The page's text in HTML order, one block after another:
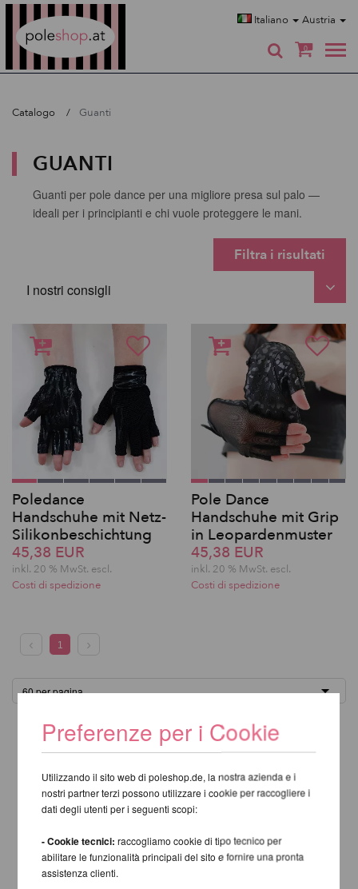
Italiano Austria
0
Catalogo Guanti
GUANTI
Guanti per pole dance per una migliore presa sul palo —
ideali per i principianti e chi vuole proteggere le mani.
Filtra i risultati
Poledance
Handschuhe mit Netz-
Silikonbeschichtung
45,38 EUR
inkl. 20 % MwSt. escl.
Costi di spedizione
Pole Dance
Handschuhe mit Grip
in Leopardenmuster
45,38 EUR
inkl. 20 % MwSt. escl.
Costi di spedizione
1
Preferenze per i Cookie
Utilizzando il sito web di poleshop.de, la nostra azienda e i
nostri partner terzi possono utilizzare i cookie per raccogliere i
dati degli utenti per i seguenti scopi:
- Cookie tecnici: raccogliamo cookie di tipo tecnico per
abilitare le funzionalità principali del sito e fornire una pronta
assistenza clienti.